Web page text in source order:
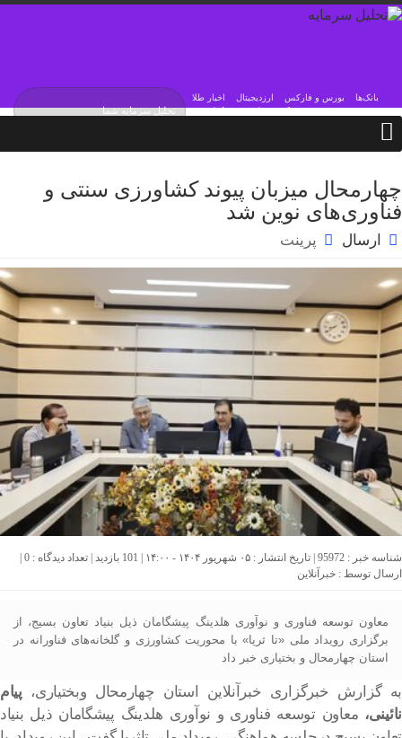
اخبار طلا ارزدیجیتال بورس و فارکس بانک‌ها
یکشنبه / ۱۸ مرداد / ۱۴۰۵
چهارمحال میزبان پیوند کشاورزی سنتی و
فناوری‌های نوین شد
ارسال پرینت
شناسه خبر : 95972 | تاریخ انتشار : ۰۵ شهریور ۱۴۰۴ - ۱۴:۰۰ | 101 بازدید | تعداد دیدگاه : 0
|
ارسال توسط : خبرآنلاین
معاون توسعه فناوری و نوآوری هلدینگ پیشگامان ذیل بنیاد تعاون بسیج، از
برگزاری رویداد ملی «تا ثریا» با محوریت کشاورزی و گلخانه‌های فناورانه در
استان چهارمحال و بختیاری خبر داد
به گزارش خبرگزاری خبرآنلاین استان چهارمحال وبختیاری، پیام
نائینی، معاون توسعه فناوری و نوآوری هلدینگ پیشگامان ذیل بنیاد